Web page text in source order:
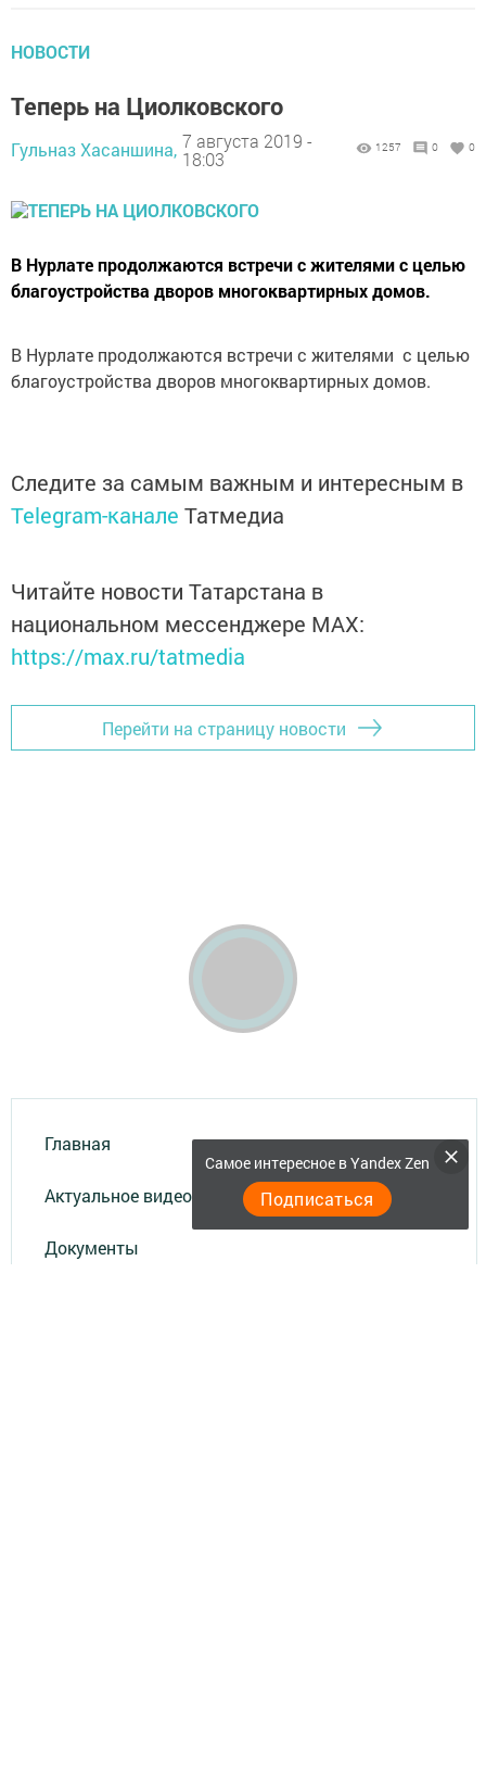
НОВОСТИ
Теперь на Циолковского
Гульназ Хасаншина, 7 августа 2019 -
18:03
1257 0 0
В Нурлате продолжаются встречи с жителями с целью
благоустройства дворов многоквартирных домов.
В Нурлате продолжаются встречи с жителями с целью
благоустройства дворов многоквартирных домов.
Следите за самым важным и интересным в
Telegram-канале Татмедиа
Читайте новости Татарстана в
национальном мессенджере MАХ:
https://max.ru/tatmedia
Перейти на страницу новости
Главная
Актуальное видео
Документы
Самое интересное в Yandex Zen
Подписаться